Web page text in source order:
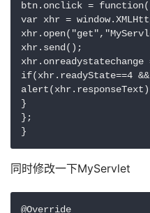
btn.onclick =
var xhr =
xhr.send();
if(xhr.readyState==4
}
};
}
同时修改一下MyServlet
@Override